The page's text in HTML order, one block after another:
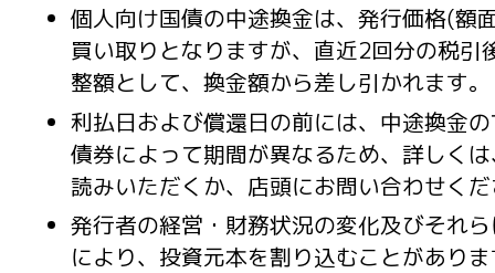
個人向け国債の中途換金は、発行価格(額
買い取りとなりますが、直近2回分の税引
整額として、換金額から差し引かれます。
利払日および償還日の前には、中途換金
債券によって期間が異なるため、詳しく
読みいただくか、店頭にお問い合わせく
発行者の経営・財務状況の変化及びそれ
により、投資元本を割り込むことがあり